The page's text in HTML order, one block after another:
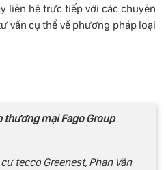
liên hệ trực tiếp với các chuyên
vấn cụ thể về phương pháp loại
thương mại Fago Group
tecco Greenest, Phan Văn